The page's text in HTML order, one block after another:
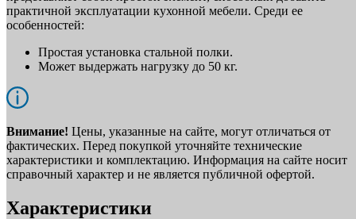
практичной эксплуатации кухонной мебели. Среди ее
особенностей:
Простая установка стальной полки.
Может выдержать нагрузку до 50 кг.
Внимание! Цены, указанные на сайте, могут отличаться от
фактических. Перед покупкой уточняйте технические
характеристики и комплектацию. Информация на сайте носит
справочный характер и не является публичной офертой.
Характеристики